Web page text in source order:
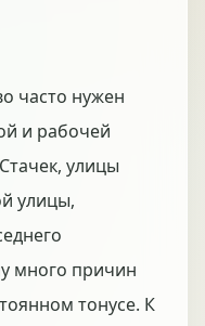
часто нужен
и рабочей
улицы
улицы,
много причин
тонусе. К